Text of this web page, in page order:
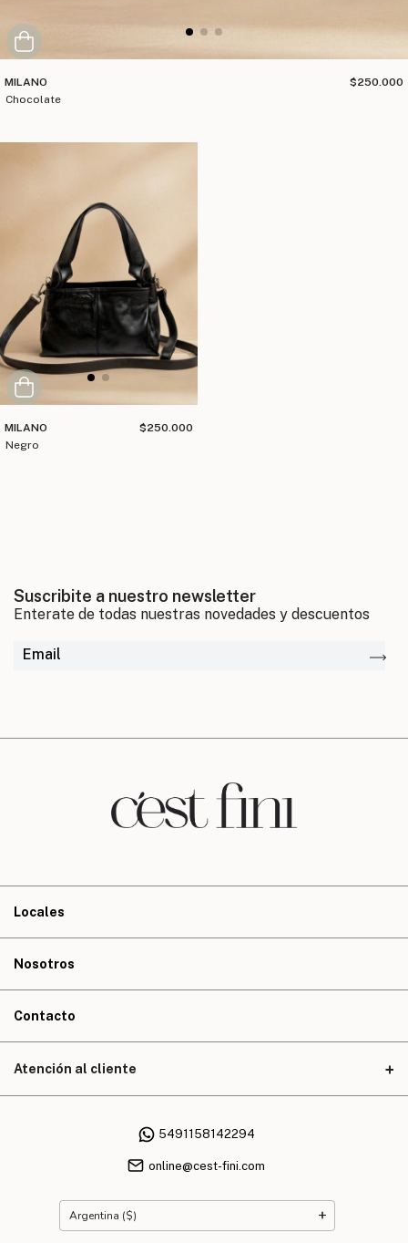
MILANO
chocolate
$250.000
MILANO
negro
$250.000
Suscribite a nuestro newsletter
Locales
Nosotros
Contacto
Atención al cliente
5491158142294
online@cest-fini.com